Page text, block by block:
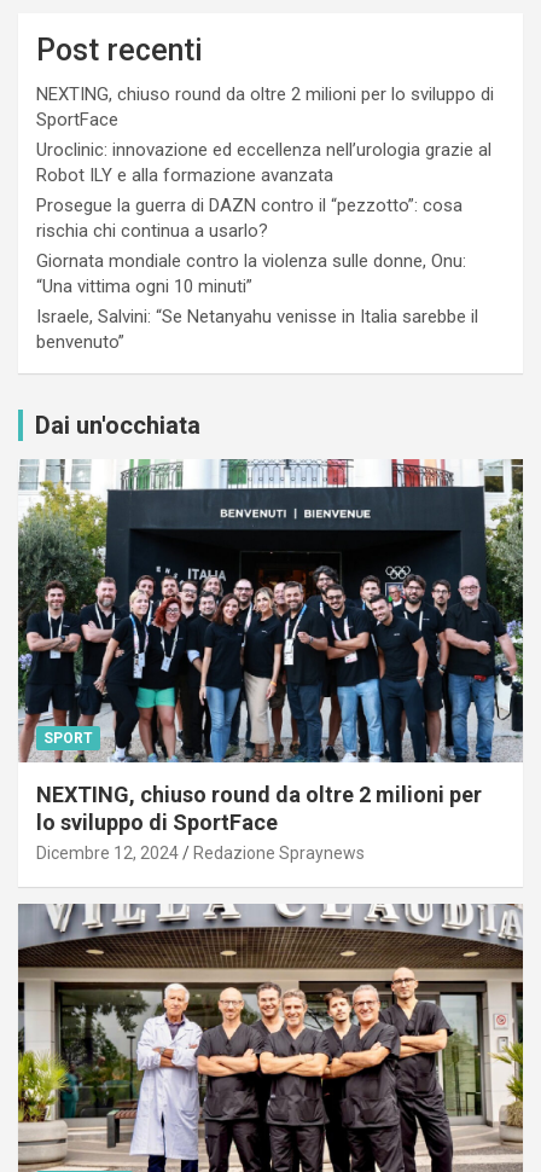
Post recenti
NEXTING, chiuso round da oltre 2 milioni per lo sviluppo di
SportFace
Uroclinic: innovazione ed eccellenza nell’urologia grazie al
Robot ILY e alla formazione avanzata
Prosegue la guerra di DAZN contro il “pezzotto”: cosa
rischia chi continua a usarlo?
Giornata mondiale contro la violenza sulle donne, Onu:
“Una vittima ogni 10 minuti”
Israele, Salvini: “Se Netanyahu venisse in Italia sarebbe il
benvenuto”
Dai un'occhiata
SPORT
NEXTING, chiuso round da oltre 2 milioni per
lo sviluppo di SportFace
Dicembre 12, 2024 Redazione Spraynews